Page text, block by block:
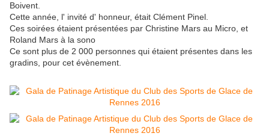
Boivent.
Cette année, l' invité d' honneur, était Clément Pinel.
Ces soirées étaient présentées par Christine Mars au Micro, et
Roland Mars à la sono
Ce sont plus de 2 000 personnes qui étaient présentes dans les
gradins, pour cet évènement.